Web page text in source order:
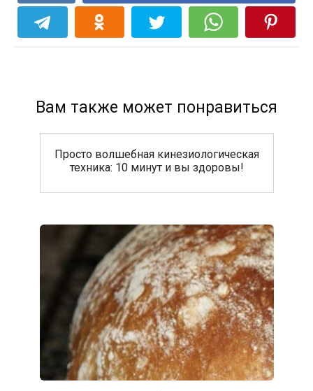
Вам также может понравиться
Просто волшебная кинезиологическая
техника: 10 минут и вы здоровы!